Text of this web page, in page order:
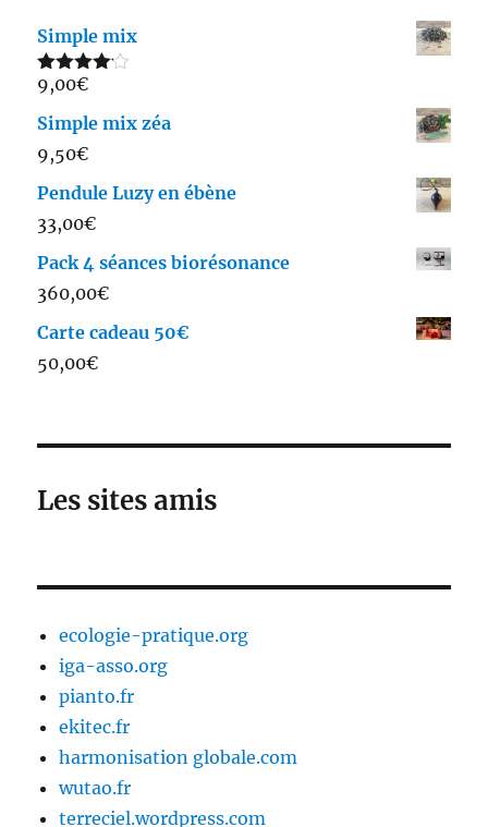
Simple mix
Note4.00
9,00€
Simple mix zéa
9,50€
Pendule Luzy en ébène
33,00€
Pack 4 séances biorésonance
360,00€
Carte cadeau 50€
50,00€
Les sites amis
ecologie-pratique.org
iga-asso.org
pianto.fr
ekitec.fr
harmonisation globale.com
wutao.fr
terreciel.wordpress.com